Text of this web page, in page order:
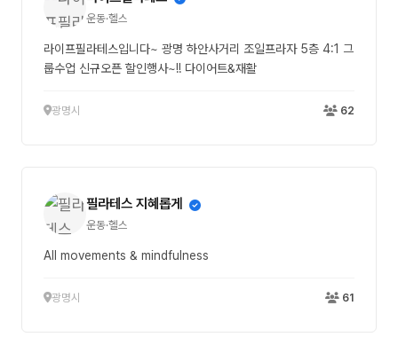
운동·헬스
라이프필라테스입니다~ 광명 하안사거리 조일프라자 5층 4:1 그
룹수업 신규오픈 할인행사~!! 다이어트&재활
광명시 62
필라테스 지혜롭게
운동·헬스
All movements & mindfulness
광명시 61